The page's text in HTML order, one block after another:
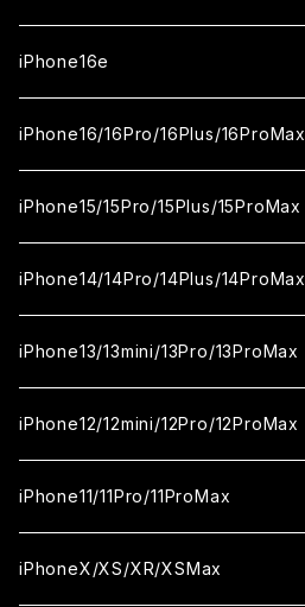
カメラ用フィルム
ガラスフィルム
セラミックフィルム
iPhone17Pro
ガラスフィルム
セラミックフィルム
iPhone17proMax
ガラスフィルム
セラミックフィルム
ガラスフィルム
セラミックフィルム
カメラ用フィルム
iPhone16e
ガラスフィルム
セラミックフィルム
カメラ用フィルム
iPhone16/16Pro/16Plus/16ProMax
iPhone16
ガラスフィルム
セラミックフィルム
iPhone16Pro
ガラスフィルム
セラミックフィルム
iPhone16Plus
ガラスフィルム
セラミックフィルム
iPhone16ProMax
ガラスフィルム
セラミックフィルム
iPhone15/15Pro/15Plus/15ProMax
iPhone15
ガラスフィルム
セラミックフィルム
iPhone15Pro
ガラスフィルム
セラミックフィルム
iPhone15Plus
ガラスフィルム
セラミックフィルム
iPhone15ProMax
ガラスフィルム
iPhone14/14Pro/14Plus/14ProMax
iPhone14
ガラスフィルム
セラミックフィルム
iPhone14Pro
ガラスフィルム
セラミックフィルム
iPhone14Plus
ガラスフィルム
iPhone14ProMax
iPhone13/13mini/13Pro/13ProMax
iPhone13/13Pro
ガラスフィルム
セラミックフィルム
iPhone13mini
ガラスフィルム
iPhone13ProMax
iPhone12/12mini/12Pro/12ProMax
iPhone12/12Pro
ガラスフィルム
iPhone12mini
iPhone11/11Pro/11ProMax
iPhone11
iPhoneX/XS/XR/XSMax